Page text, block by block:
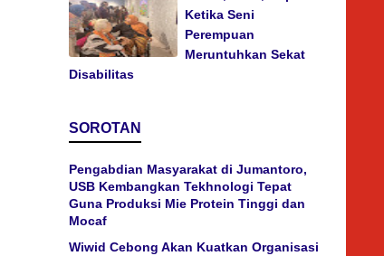
Ketika Seni
Perempuan
Meruntuhkan Sekat
Disabilitas
SOROTAN
Pengabdian Masyarakat di Jumantoro,
USB Kembangkan Tekhnologi Tepat
Guna Produksi Mie Protein Tinggi dan
Mocaf
Wiwid Cebong Akan Kuatkan Organisasi